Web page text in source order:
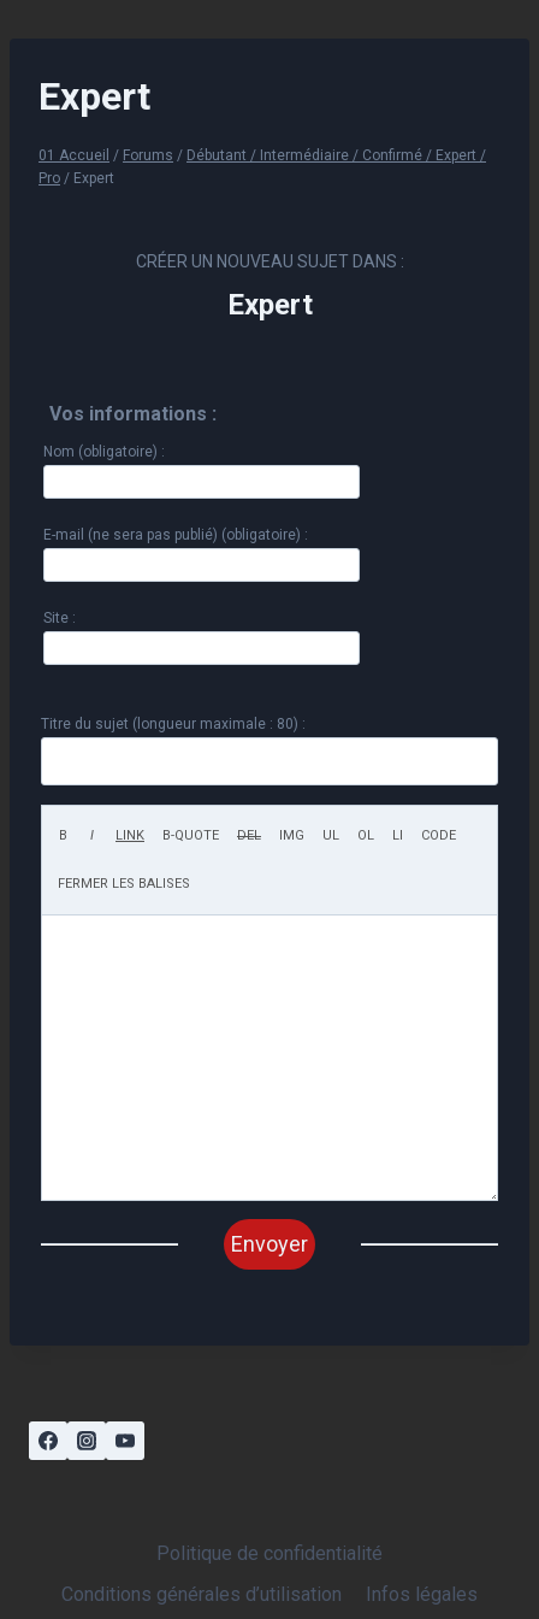
Expert
01 Accueil / Forums / Débutant / Intermédiaire / Confirmé / Expert /
Pro / Expert
CRÉER UN NOUVEAU SUJET DANS :
Expert
Vos informations :
Nom (obligatoire) :
E-mail (ne sera pas publié) (obligatoire) :
Site :
Titre du sujet (longueur maximale : 80) :
Envoyer
Politique de confidentialité
Conditions générales d’utilisation
Infos légales